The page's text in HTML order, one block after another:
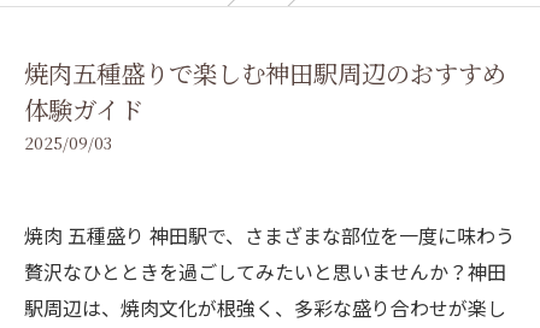
焼肉五種盛りで楽しむ神田駅周辺のおすすめ
体験ガイド
2025/09/03
焼肉 五種盛り 神田駅で、さまざまな部位を一度に味わう
贅沢なひとときを過ごしてみたいと思いませんか？神田
駅周辺は、焼肉文化が根強く、多彩な盛り合わせが楽し